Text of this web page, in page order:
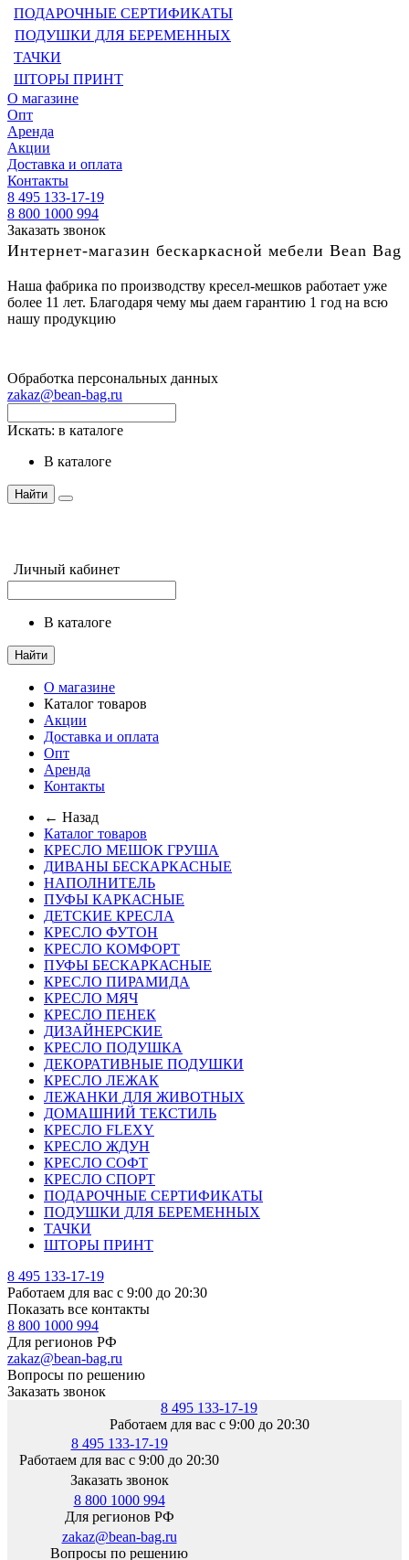
ПОДАРОЧНЫЕ СЕРТИФИКАТЫ
ПОДУШКИ ДЛЯ БЕРЕМЕННЫХ
ТАЧКИ
ШТОРЫ ПРИНТ
О магазине
Опт
Аренда
Акции
Доставка и оплата
Контакты
8 495 133-17-19
8 800 1000 994
Заказать звонок
Интернет-магазин бескаркасной мебели Bean Bag
Наша фабрика по производству кресел-мешков работает уже
более 11 лет. Благодаря чему мы даем гарантию 1 год на всю
нашу продукцию
Обработка персональных данных
zakaz@bean-bag.ru
Искать: в каталоге
в каталоге
Найти
Личный кабинет
в каталоге
Найти
О магазине
Каталог товаров
Акции
Доставка и оплата
Опт
Аренда
Контакты
← Назад
Каталог товаров
КРЕСЛО МЕШОК ГРУША
ДИВАНЫ БЕСКАРКАСНЫЕ
НАПОЛНИТЕЛЬ
ПУФЫ КАРКАСНЫЕ
ДЕТСКИЕ КРЕСЛА
КРЕСЛО ФУТОН
КРЕСЛО КОМФОРТ
ПУФЫ БЕСКАРКАСНЫЕ
КРЕСЛО ПИРАМИДА
КРЕСЛО МЯЧ
КРЕСЛО ПЕНЕК
ДИЗАЙНЕРСКИЕ
КРЕСЛО ПОДУШКА
ДЕКОРАТИВНЫЕ ПОДУШКИ
КРЕСЛО ЛЕЖАК
ЛЕЖАНКИ ДЛЯ ЖИВОТНЫХ
ДОМАШНИЙ ТЕКСТИЛЬ
КРЕСЛО FLEXY
КРЕСЛО ЖДУН
КРЕСЛО СОФТ
КРЕСЛО СПОРТ
ПОДАРОЧНЫЕ СЕРТИФИКАТЫ
ПОДУШКИ ДЛЯ БЕРЕМЕННЫХ
ТАЧКИ
ШТОРЫ ПРИНТ
8 495 133-17-19
Работаем для вас с 9:00 до 20:30
Показать все контакты
8 800 1000 994
Для регионов РФ
zakaz@bean-bag.ru
Вопросы по решению
Заказать звонок
8 495 133-17-19
Работаем для вас с 9:00 до 20:30
8 495 133-17-19
Работаем для вас с 9:00 до 20:30
Заказать звонок
8 800 1000 994
Для регионов РФ
zakaz@bean-bag.ru
Вопросы по решению